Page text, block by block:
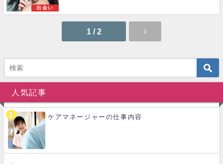
出会い
1 / 2
人気記事
ケアマネージャーの仕事内容